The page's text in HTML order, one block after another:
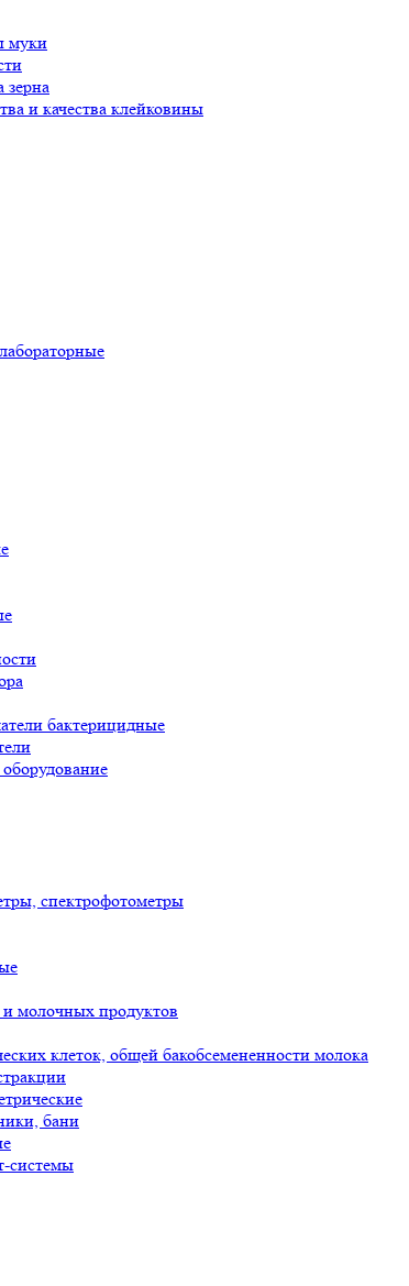
муки
зерна
и качества клейковины
бактерицидные
спектрофотометры
молочных продуктов
клеток, общей бакобсемененности молока
бани
системы